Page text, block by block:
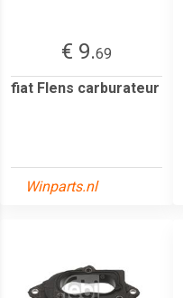
€ 9.69
fiat Flens carburateur
Winparts.nl